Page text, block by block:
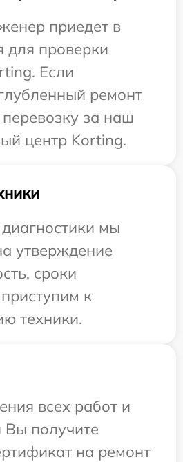
приедет в
для проверки
Если
ремонт
за наш
центр Korting.
мы
утверждение
сроки
к
техники.
всех работ и
Вы получите
на ремонт